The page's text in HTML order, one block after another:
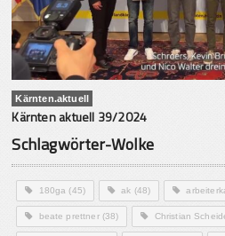
Kärnten.aktuell
Kärnten aktuell 39/2024
Schlagwörter-Wolke
180ga (45) ak (48)
beate prettner(38) Christian